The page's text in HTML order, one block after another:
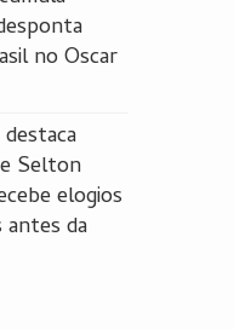
no Oscar
Selton
elogios
da